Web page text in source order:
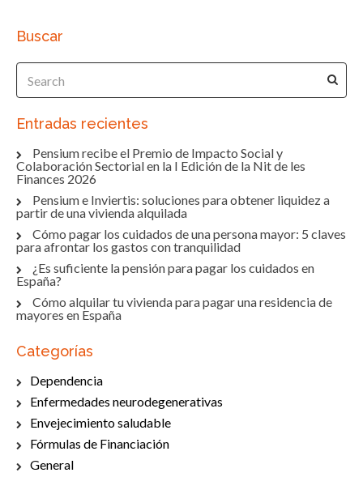
Buscar
Entradas recientes
Pensium recibe el Premio de Impacto Social y
Colaboración Sectorial en la I Edición de la Nit de les
Finances 2026
Pensium e Inviertis: soluciones para obtener liquidez a
partir de una vivienda alquilada
Cómo pagar los cuidados de una persona mayor: 5 claves
para afrontar los gastos con tranquilidad
¿Es suficiente la pensión para pagar los cuidados en
España?
Cómo alquilar tu vivienda para pagar una residencia de
mayores en España
Categorías
Dependencia
Enfermedades neurodegenerativas
Envejecimiento saludable
Fórmulas de Financiación
General